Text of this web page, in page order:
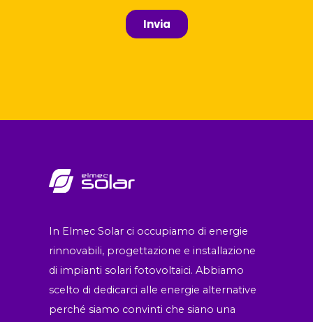
In Elmec Solar ci occupiamo di energie
rinnovabili, progettazione e installazione
di impianti solari fotovoltaici. Abbiamo
scelto di dedicarci alle energie alternative
perché siamo convinti che siano una